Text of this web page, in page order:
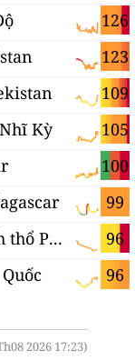
126
123
109
105
Kỳ
100
99
96
Lãnh thổ Palestine
96
2026 17:23)